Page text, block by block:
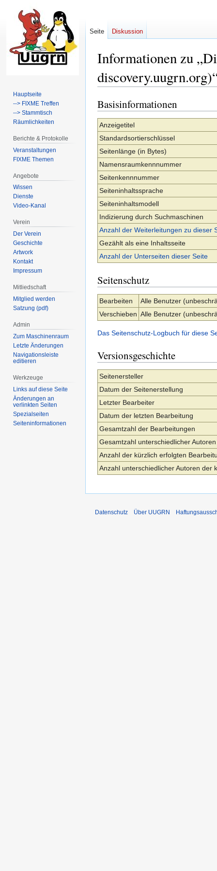
Informationen zu
Zur
Navigation
springen
Zur
Suche
springen
Basisinformationen
Anzeigetitel
Standardsortierschlüssel
Seitenlänge (in Bytes)
Namensraumkennnummer
Seitenkennnummer
Seiteninhaltssprache
Seiteninhaltsmodell
Indizierung durch Suchmaschinen
Anzahl der Weiterleitungen zu dieser
Gezählt als eine Inhaltsseite
Anzahl der Unterseiten dieser Seite
Seitenschutz
Bearbeiten
Alle Benutzer
Verschieben Alle Benutzer
Das Seitenschutz-Logbuch für diese
Versionsgeschichte
Seitenersteller
Datum der Seitenerstellung
Letzter Bearbeiter
Datum der letzten Bearbeitung
Gesamtzahl der Bearbeitungen
Gesamtzahl unterschiedlicher Autoren
Anzahl der kürzlich erfolgten
Anzahl unterschiedlicher Autoren der
Seite Diskussion
Hauptseite
--> FIXME Treffen
--> Stammtisch
Räumlichkeiten
Berichte & Protokolle
Veranstaltungen
FIXME Themen
Angebote
Wissen
Dienste
Video-Kanal
Verein
Der Verein
Geschichte
Artwork
Kontakt
Impressum
Mitliedschaft
Mitglied werden
Satzung (pdf)
Admin
Zum Maschinenraum
Letzte Änderungen
Navigationsleiste
editieren
Werkzeuge
Links auf diese Seite
Änderungen an
verlinkten Seiten
Spezialseiten
Seiten­­informationen
Datenschutz Über UUGRN